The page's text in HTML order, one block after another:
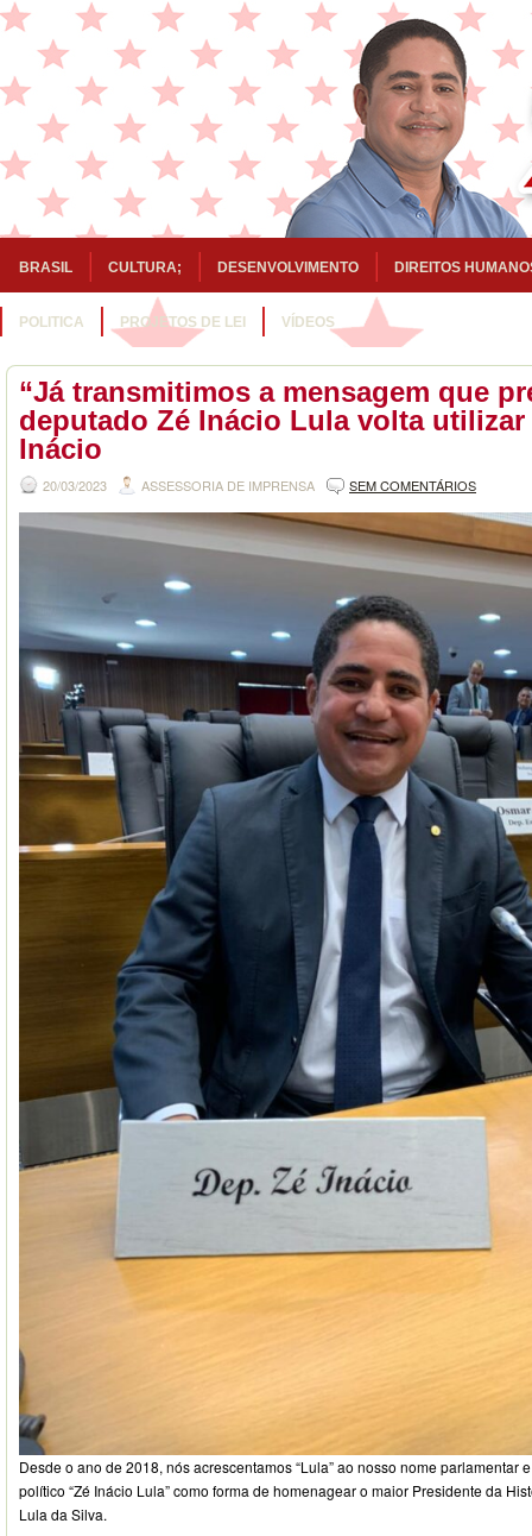
BRASIL CULTURA; DESENVOLVIMENTO DIREITOS
POLITICA PROJETOS DE LEI VÍDEOS
“Já transmitimos a mensagem que
deputado Zé Inácio Lula volta utilizar
Inácio
20/03/2023 ASSESSORIA DE IMPRENSA SEM COMENTÁRIOS
Desde o ano de 2018, nós acrescentamos “Lula” ao nosso nome parlamentar
político “Zé Inácio Lula” como forma de homenagear o maior Presidente da
Lula da Silva.